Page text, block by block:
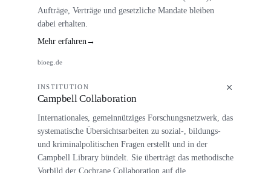
Aufträge, Verträge und gesetzliche Mandate bleiben
dabei erhalten.
Mehr erfahren →
bioeg.de
INSTITUTION
Campbell Collaboration
Internationales, gemeinnütziges Forschungsnetzwerk, das
systematische Übersichtsarbeiten zu sozial-, bildungs-
und kriminalpolitischen Fragen erstellt und in der
Campbell Library bündelt. Sie überträgt das methodische
Vorbild der Cochrane Collaboration auf die